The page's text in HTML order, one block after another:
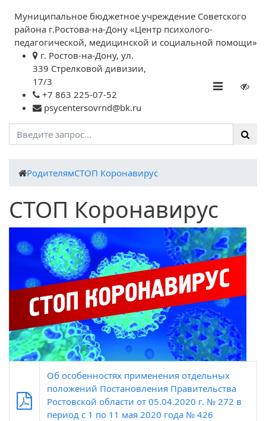
Муниципальное бюджетное учреждение Советского
района г.Ростова-на-Дону «Центр психолого-
педагогической, медицинской и социальной помощи»
г. Ростов-на-Дону, ул.
339 Стрелковой дивизии,
17/3
+7 863 225-07-52
psycentersovrnd@bk.ru
РодителямСТОП Коронавирус
СТОП Коронавирус
Об особенностях применения отдельных
положений Постановления Правительства
Ростовской области от 05.04.2020 г. № 272 в
период с 1 по 11 мая 2020 года № 426